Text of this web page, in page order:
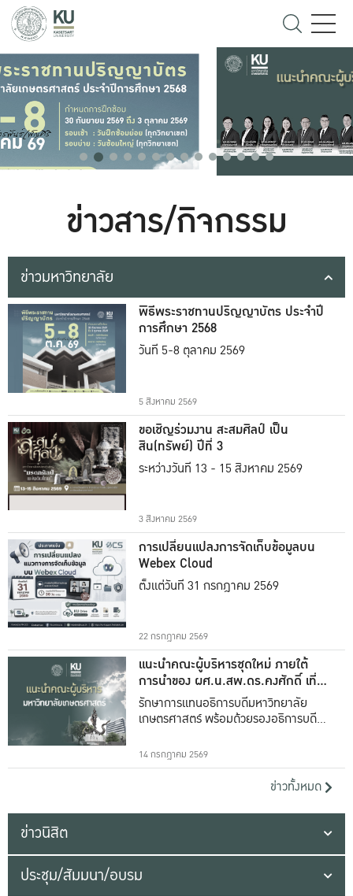
ข่าวสาร/กิจกรรม
ข่าวมหาวิทยาลัย
พิธีพระราชทานปริญญาบัตร ประจำปี
การศึกษา 2568
วันที่ 5-8 ตุลาคม 2569
5 สิงหาคม 2569
ขอเชิญร่วมงาน สะสมศิลป์ เป็น
สิน(ทรัพย์) ปีที่ 3
ระหว่างวันที่ 13 - 15 สิงหาคม 2569
3 สิงหาคม 2569
การเปลี่ยนแปลงการจัดเก็บข้อมูลบน
Webex Cloud
ตั้งแต่วันที่ 31 กรกฎาคม 2569
22 กรกฎาคม 2569
แนะนำคณะผู้บริหารชุดใหม่ ภายใต้
การนำของ ผศ.น.สพ.ดร.คงศักดิ์ เที่ยง
ธรรม
รักษาการแทนอธิการบดีมหาวิทยาลัย
เกษตรศาสตร์ พร้อมด้วยรองอธิการบดีทั้ง
14 กรกฎาคม 2569
ข่าวทั้งหมด
ข่าวนิสิต
ประชุม/สัมมนา/อบรม